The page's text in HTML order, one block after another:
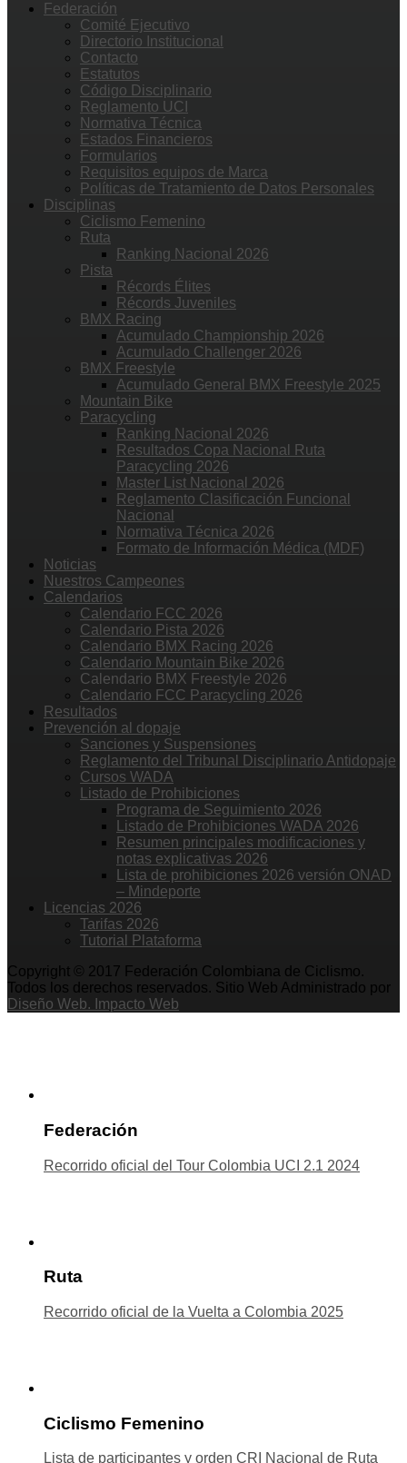
Federación
Comité Ejecutivo
Directorio Institucional
Contacto
Estatutos
Código Disciplinario
Reglamento UCI
Normativa Técnica
Estados Financieros
Formularios
Requisitos equipos de Marca
Políticas de Tratamiento de Datos Personales
Disciplinas
Ciclismo Femenino
Ruta
Ranking Nacional 2026
Pista
Récords Élites
Récords Juveniles
BMX Racing
Acumulado Championship 2026
Acumulado Challenger 2026
BMX Freestyle
Acumulado General BMX Freestyle 2025
Mountain Bike
Paracycling
Ranking Nacional 2026
Resultados Copa Nacional Ruta
Paracycling 2026
Master List Nacional 2026
Reglamento Clasificación Funcional
Nacional
Normativa Técnica 2026
Formato de Información Médica (MDF)
Noticias
Nuestros Campeones
Calendarios
Calendario FCC 2026
Calendario Pista 2026
Calendario BMX Racing 2026
Calendario Mountain Bike 2026
Calendario BMX Freestyle 2026
Calendario FCC Paracycling 2026
Resultados
Prevención al dopaje
Sanciones y Suspensiones
Reglamento del Tribunal Disciplinario Antidopaje
Cursos WADA
Listado de Prohibiciones
Programa de Seguimiento 2026
Listado de Prohibiciones WADA 2026
Resumen principales modificaciones y
notas explicativas 2026
Lista de prohibiciones 2026 versión ONAD
– Mindeporte
Licencias 2026
Tarifas 2026
Tutorial Plataforma
Copyright © 2017 Federación Colombiana de Ciclismo.
Todos los derechos reservados. Sitio Web Administrado por
Diseño Web. Impacto Web
Federación
Recorrido oficial del Tour Colombia UCI 2.1 2024
Ruta
Recorrido oficial de la Vuelta a Colombia 2025
Ciclismo Femenino
Lista de participantes y orden CRI Nacional de Ruta